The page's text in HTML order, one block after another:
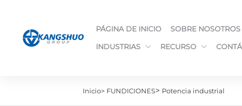
PÁGINA DE INICIO SOBRE NOSOTROS
INDUSTRIAS
RECURSO
Inicio> FUNDICIONES> Potencia industrial